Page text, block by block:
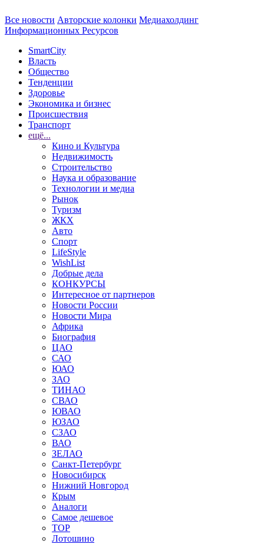
Все новости Авторские колонки Медиахолдинг
Информационных Ресурсов
SmartCity
Власть
Общество
Тенденции
Здоровье
Экономика и бизнес
Происшествия
Транспорт
ещё...
Кино и Культура
Недвижимость
Строительство
Наука и образование
Технологии и медиа
Рынок
Туризм
ЖКХ
Авто
Спорт
LifeStyle
WishList
Добрые дела
КОНКУРСЫ
Интересное от партнеров
Новости России
Новости Мира
Африка
Биография
ЦАО
САО
ЮАО
ЗАО
ТИНАО
СВАО
ЮВАО
ЮЗАО
СЗАО
ВАО
ЗЕЛАО
Санкт-Петербург
Новосибирск
Нижний Новгород
Крым
Аналоги
Самое дешевое
TOP
Лотошино